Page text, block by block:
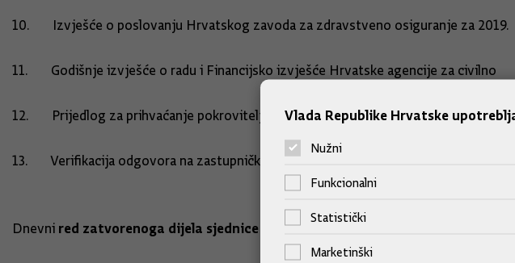
10. Izvješće o poslovanju Hrvatskog zavoda za zdravstveno osiguranje za
11. Godišnje izvješće o radu i Financijsko izvješće
12. Prijedlog za prihvaćanje pokroviteljstva Vlade Republike Hrvatske nad
13. Verifikacija odgovora na zastupnička pitanja postavljena Vladi Republike
Dnevni red zatvorenoga dijela sjednice
Vlada Republike Hrvatske
Nužni
Funkcionalni
Statistički
Marketinški